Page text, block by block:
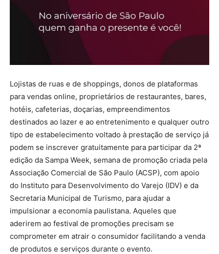
Lojistas de ruas e de shoppings, donos de plataformas
para vendas online, proprietários de restaurantes, bares,
hotéis, cafeterias, doçarias, empreendimentos
destinados ao lazer e ao entretenimento e qualquer outro
tipo de estabelecimento voltado à prestação de serviço já
podem se inscrever gratuitamente para participar da 2ª
edição da Sampa Week, semana de promoção criada pela
Associação Comercial de São Paulo (ACSP), com apoio
do Instituto para Desenvolvimento do Varejo (IDV) e da
Secretaria Municipal de Turismo, para ajudar a
impulsionar a economia paulistana. Aqueles que
aderirem ao festival de promoções precisam se
comprometer em atrair o consumidor facilitando a venda
de produtos e serviços durante o evento.